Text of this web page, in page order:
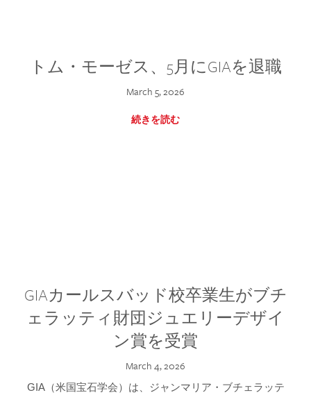
トム・モーゼス、5月にGIAを退職
March 5, 2026
続きを読む
GIAカールスバッド校卒業生がブチ
ェラッティ財団ジュエリーデザイ
ン賞を受賞
March 4, 2026
GIA（米国宝石学会）は、ジャンマリア・ブチェラッテ